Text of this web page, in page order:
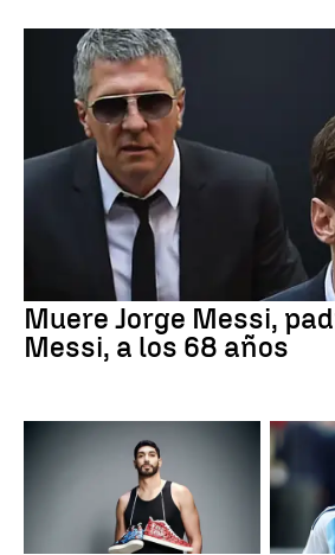
Muere Jorge Messi,
Messi, a los 68 años